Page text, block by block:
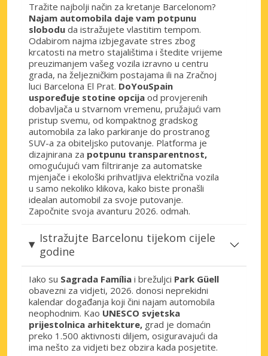
Tražite najbolji način za kretanje Barcelonom?
Najam automobila daje vam potpunu
slobodu da istražujete vlastitim tempom.
Odabirom najma izbjegavate stres zbog
krcatosti na metro stajalištima i štedite vrijeme
preuzimanjem vašeg vozila izravno u centru
grada, na željezničkim postajama ili na Zračnoj
luci Barcelona El Prat. DoYouSpain
uspoređuje stotine opcija od provjerenih
dobavljača u stvarnom vremenu, pružajući vam
pristup svemu, od kompaktnog gradskog
automobila za lako parkiranje do prostranog
SUV-a za obiteljsko putovanje. Platforma je
dizajnirana za potpunu transparentnost,
omogućujući vam filtriranje za automatske
mjenjače i ekološki prihvatljiva električna vozila
u samo nekoliko klikova, kako biste pronašli
idealan automobil za svoje putovanje.
Započnite svoja avanturu 2026. odmah.
Istražujte Barcelonu tijekom cijele
godine
Iako su Sagrada Família i brežuljci Park Güell
obavezni za vidjeti, 2026. donosi neprekidni
kalendar događanja koji čini najam automobila
neophodnim. Kao UNESCO svjetska
prijestolnica arhitekture, grad je domaćin
preko 1.500 aktivnosti diljem, osiguravajući da
ima nešto za vidjeti bez obzira kada posjetite.